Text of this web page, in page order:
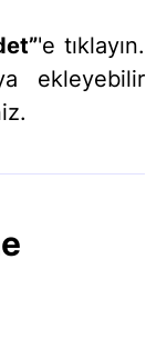
'e tıklayın.
ekleyebilir